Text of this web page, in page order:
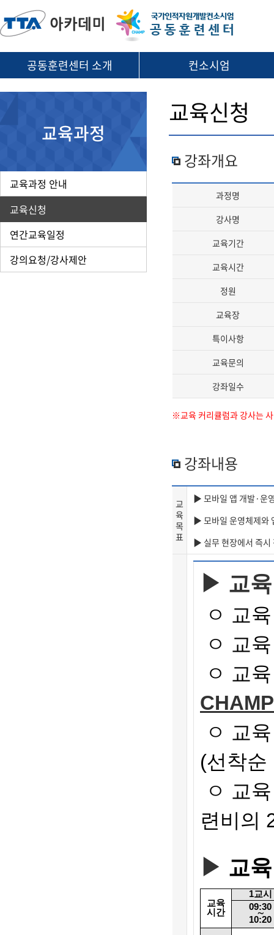
공동훈련센터 소개 컨소시엄
교육과정
교육과정 안내
교육신청
연간교육일정
강의요청/강사제안
교육신청
강좌개요
과정명
강사명
교육기간
교육시간
정원
교육장
특이사항
교육문의
강좌일수
※교육 커리큘럼과 강사는
강좌내용
교
육
목
표
▶ 모바일 앱 개발·운
▶ 모바일 운영체제와
▶ 실무 현장에서 즉
▶ 교
ㅇ 교
ㅇ 교
ㅇ 교
ㅇ 교
(선착순
ㅇ 교
련비의
▶ 교
교육
시간
1교시
09:30
∼
10:20